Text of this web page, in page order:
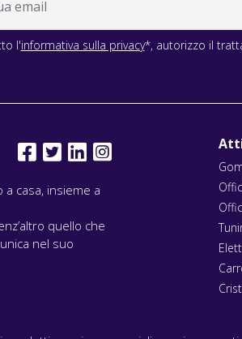
l'informativa sulla privacy*, autorizzo il
a casa, insieme a
quello che
nel suo